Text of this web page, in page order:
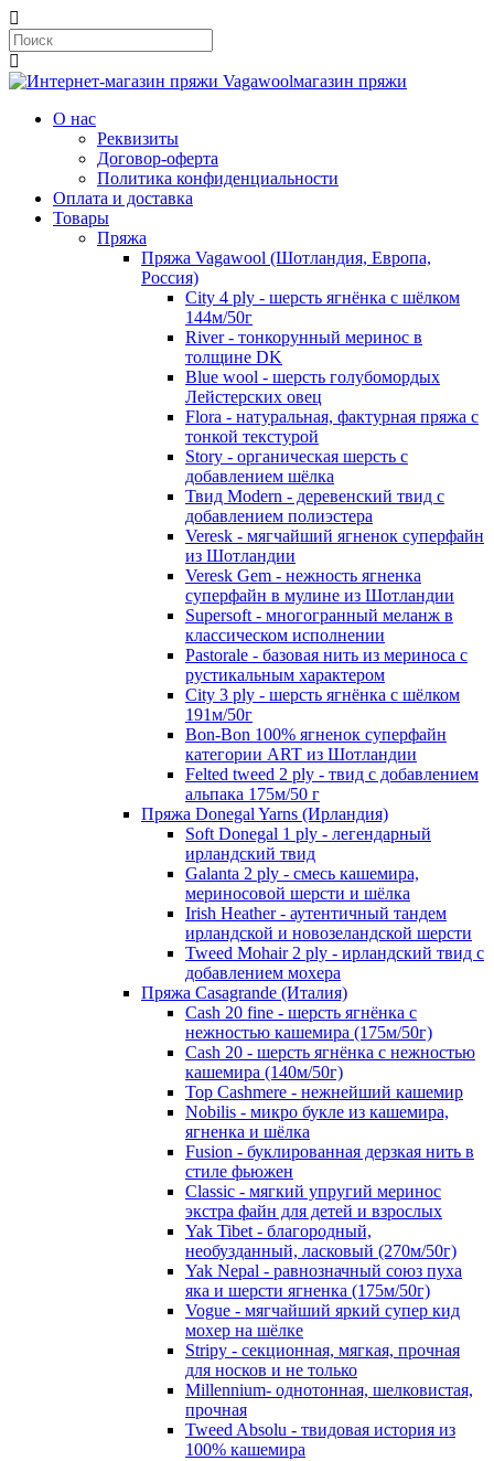
магазин пряжи
О нас
Реквизиты
Договор-оферта
Политика конфиденциальности
Оплата и доставка
Товары
Пряжа
Пряжа Vagawool (Шотландия, Европа,
Россия)
City 4 ply - шерсть ягнёнка с шёлком
144м/50г
River - тонкорунный меринос в
толщине DK
Blue wool - шерсть голубомордых
Лейстерских овец
Flora - натуральная, фактурная пряжа с
тонкой текстурой
Story - органическая шерсть с
добавлением шёлка
Твид Modern - деревенский твид с
добавлением полиэстера
Veresk - мягчайший ягненок суперфайн
из Шотландии
Veresk Gem - нежность ягненка
суперфайн в мулине из Шотландии
Supersoft - многогранный меланж в
классическом исполнении
Pastorale - базовая нить из мериноса с
рустикальным характером
City 3 ply - шерсть ягнёнка с шёлком
191м/50г
Bon-Bon 100% ягненок суперфайн
категории ART из Шотландии
Felted tweed 2 ply - твид с добавлением
альпака 175м/50 г
Пряжа Donegal Yarns (Ирландия)
Soft Donegal 1 ply - легендарный
ирландский твид
Galanta 2 ply - смесь кашемира,
мериносовой шерсти и шёлка
Irish Heather - аутентичный тандем
ирландской и новозеландской шерсти
Tweed Mohair 2 ply - ирландский твид с
добавлением мохера
Пряжа Casagrande (Италия)
Cash 20 fine - шерсть ягнёнка с
нежностью кашемира (175м/50г)
Cash 20 - шерсть ягнёнка с нежностью
кашемира (140м/50г)
Top Cashmere - нежнейший кашемир
Nobilis - микро букле из кашемира,
ягненка и шёлка
Fusion - буклированная дерзкая нить в
стиле фьюжен
Classic - мягкий упругий меринос
экстра файн для детей и взрослых
Yak Tibet - благородный,
необузданный, ласковый (270м/50г)
Yak Nepal - равнозначный союз пуха
яка и шерсти ягненка (175м/50г)
Vogue - мягчайший яркий супер кид
мохер на шёлке
Stripy - секционная, мягкая, прочная
для носков и не только
Millennium- однотонная, шелковистая,
прочная
Tweed Absolu - твидовая история из
100% кашемира